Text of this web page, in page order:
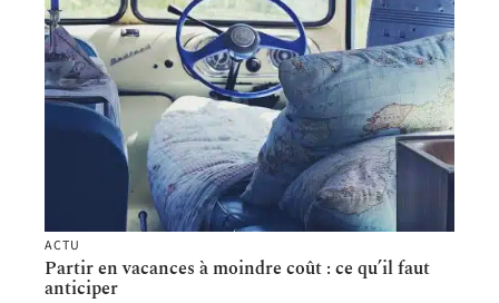
ACTU
Partir en vacances à moindre coût : ce qu’il faut
anticiper